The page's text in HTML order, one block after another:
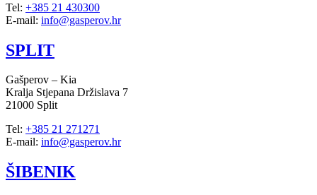
Tel: +385 21 430300
E-mail: info@gasperov.hr
SPLIT
Gašperov – Kia
Kralja Stjepana Držislava 7
21000 Split
Tel: +385 21 271271
E-mail: info@gasperov.hr
ŠIBENIK